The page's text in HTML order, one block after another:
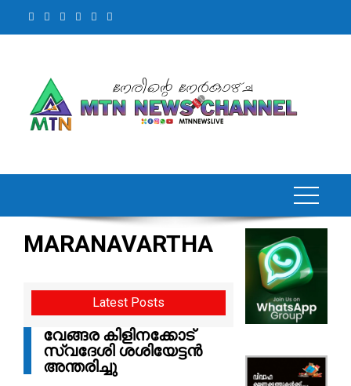
MARANAVARTHA
Latest Posts
വേങ്ങര കിളിനക്കോട്
സ്വദേശി ശശിയേട്ടൻ
അന്തരിച്ചു